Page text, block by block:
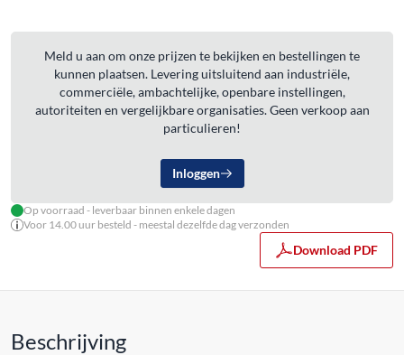
Meld u aan om onze prijzen te bekijken en bestellingen te
kunnen plaatsen. Levering uitsluitend aan industriële,
commerciële, ambachtelijke, openbare instellingen,
autoriteiten en vergelijkbare organisaties. Geen verkoop aan
particulieren!
Inloggen
Op voorraad - leverbaar binnen enkele dagen
Voor 14.00 uur besteld - meestal dezelfde dag verzonden
Download PDF
Beschrijving